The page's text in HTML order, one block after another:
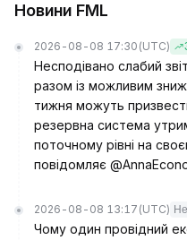
Новини FML
2026-08-08 17:30 (UTC)
Несподівано слабий
разом із можливим
тижня можуть
резервна система
поточному рівні на
повідомляє
2026-08-08 13:17 (UTC)
Чому один провідний